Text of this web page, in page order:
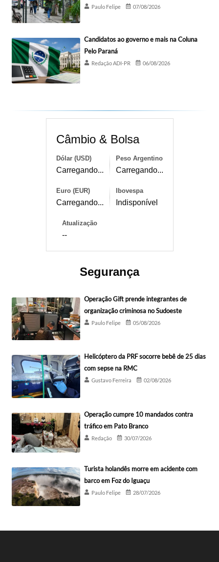
Paulo Felipe 07/08/2026
Candidatos ao governo e mais na Coluna
Pelo Paraná
Redação ADI-PR 06/08/2026
Câmbio & Bolsa
Dólar (USD)
Carregando...
Peso Argentino
Carregando...
Euro (EUR)
Carregando...
Ibovespa
Indisponível
Atualização
--
Segurança
Operação Gift prende integrantes de
organização criminosa no Sudoeste
Paulo Felipe 05/08/2026
Helicóptero da PRF socorre bebê de 25 dias
com sepse na RMC
Gustavo Ferreira 02/08/2026
Operação cumpre 10 mandados contra
tráfico em Pato Branco
Redação 30/07/2026
Turista holandês morre em acidente com
barco em Foz do Iguaçu
Paulo Felipe 28/07/2026